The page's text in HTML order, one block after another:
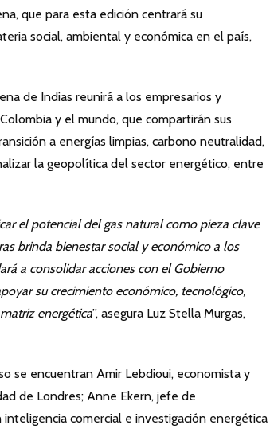
que para esta edición centrará su
social, ambiental y económica en el país,
de Indias reunirá a los empresarios y
y el mundo, que compartirán sus
a energías limpias, carbono neutralidad,
la geopolítica del sector energético, entre
el potencial del gas natural como pieza clave
brinda bienestar social y económico a los
a consolidar acciones con el Gobierno
su crecimiento económico, tecnológico,
energética”, asegura Luz Stella Murgas,
se encuentran Amir Lebdioui, economista y
de Londres; Anne Ekern, jefe de
comercial e investigación energética